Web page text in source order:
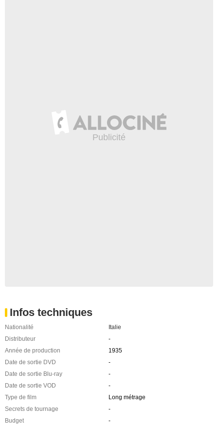
Infos techniques
Nationalité
Italie
Distributeur
-
Année de production
1935
Date de sortie DVD
-
Date de sortie Blu-ray
-
Date de sortie VOD
-
Type de film
Long métrage
Secrets de tournage
-
Budget
-